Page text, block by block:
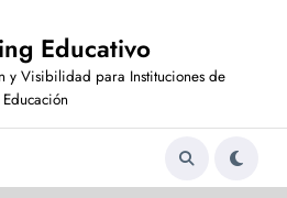
Educativo
y Visibilidad para Instituciones de
Educación